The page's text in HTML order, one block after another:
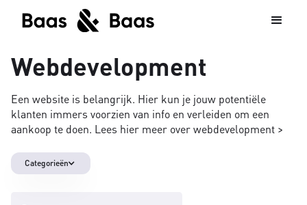
Webdevelopment
Een website is belangrijk. Hier kun je jouw potentiële
klanten immers voorzien van info en verleiden om een
aankoop te doen. Lees hier meer over webdevelopment >
Categorieën